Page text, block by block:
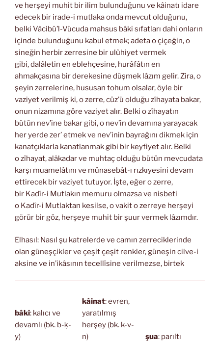
ve herşeyi muhit bir ilim bulunduğunu ve kâinatı idare
edecek bir irade-i mutlaka onda mevcut olduğunu,
belki Vâcibü’l-Vücuda mahsus bâki sıfatları dahi onların
içinde bulunduğunu kabul etmek; adeta o çiçeğin, o
sineğin herbir zerresine bir ulûhiyet vermek
gibi, dalâletin en eblehçesine, hurâfâtın en
ahmakçasına bir derekesine düşmek lâzım gelir. Zira, o
şeyin zerrelerine, hususan tohum olsalar, öyle bir
vaziyet verilmiş ki, o zerre, cüz’ü olduğu zîhayata bakar,
onun nizamına göre vaziyet alır. Belki o zîhayatın
bütün nev’ine bakar gibi, o nev’in devamına yarayacak
her yerde zer’ etmek ve nev’inin bayrağını dikmek için
kanatçıklarla kanatlanmak gibi bir keyfiyet alır. Belki
o zîhayat, alâkadar ve muhtaç olduğu bütün mevcudata
karşı muamelâtını ve münasebât-ı rızkıyesini devam
ettirecek bir vaziyet tutuyor. İşte, eğer o zerre,
bir Kadîr-i Mutlakın memuru olmazsa ve nisbeti
o Kadîr-i Mutlaktan kesilse, o vakit o zerreye herşeyi
görür bir göz, herşeye muhit bir şuur vermek lâzımdır.
Elhasıl: Nasıl şu katrelerde ve camın zerreciklerinde
olan güneşçikler ve çeşit çeşit renkler, güneşin cilve-i
aksine ve in’ikâsının tecellîsine verilmezse, birtek
bâki: kalıcı ve
devamlı (bk. b-ḳ-
y)
kâinat: evren,
yaratılmış
herşey (bk. k-v-
n)
şua: parıltı